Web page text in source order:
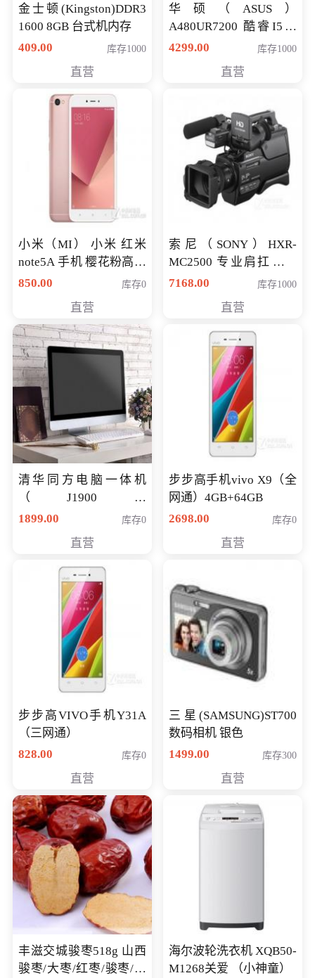
金士顿(Kingston)DDR3
1600 8GB 台式机内存
409.00
库存1000
直营
华硕（ASUS）
A480UR7200 酷睿I5超
薄学生办公游戏独显笔
NV930-2G独
4299.00 库存1000
直营
小米（MI） 小米 红米
note5A 手机 樱花粉高配
版 全网通(3G+32G)
850.00 库存0
直营
索尼（SONY）HXR-
MC2500 专业肩扛式存
储卡全高清摄录一体机
清入门级摄像机
7168.00 库存1000
直营
清华同方电脑一体机
（J1900四
核/4G/120G0.8CM厚度
1899.00 库存0
直营
步步高手机vivo X9（全
网通）4GB+64GB
2698.00
库存0
直营
步步高VIVO手机Y31A
（三网通）
828.00
库存0
直营
三星(SAMSUNG)ST700
数码相机 银色
1499.00
库存300
直营
丰滋交城骏枣518g 山西
骏枣/大枣/红枣/骏枣/热
海尔波轮洗衣机 XQB50-
M1268关爱 （小神童）